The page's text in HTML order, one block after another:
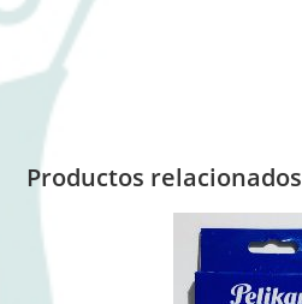
Productos relacionados